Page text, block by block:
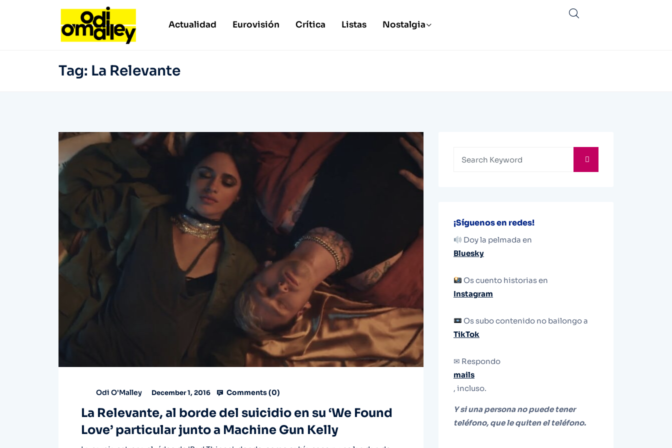
Actualidad Eurovisión Crítica Listas Nostalgia
Tag: La Relevante
Odi O'Malley December 1, 2016 Comments (0)
La Relevante, al borde del suicidio en su ‘We Found
Love’ particular junto a Machine Gun Kelly
¡Síguenos en redes!
Doy la pelmada en
Bluesky
Os cuento historias en
Instagram
Os subo contenido no bailongo a
TikTok
✉ Respondo
mails
, incluso.
Y si una persona no puede tener
teléfono, que le quiten el teléfono.